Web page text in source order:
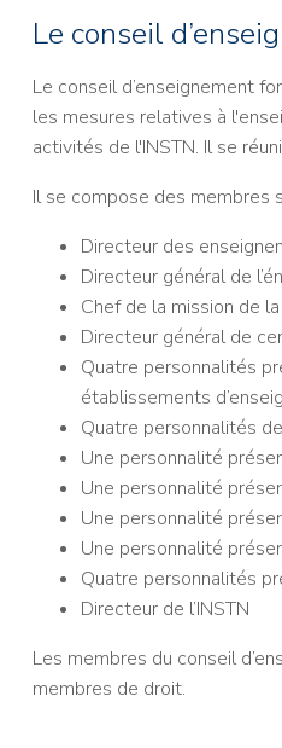
Le conseil
Le conseil d’enseignement
les mesures relatives à
activités de l'INSTN. Il se
Il se compose des membres
Directeur des
Directeur général de
Chef de la mission de
Directeur général de
Quatre personnalités
établissements
Quatre personnalités
Une personnalité
Une personnalité
Une personnalité
Une personnalité
Quatre personnalités
Directeur de l’INSTN
Les membres du conseil
membres de droit.